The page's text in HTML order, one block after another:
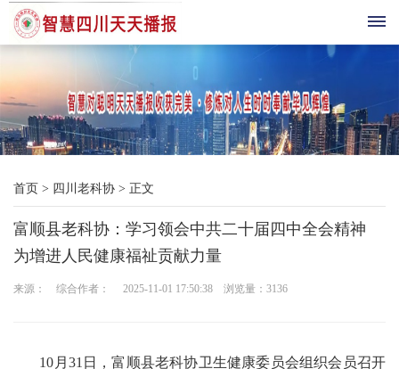
首
综
合
播
首页 > 四川老科协 > 正文
富顺县老科协：学习领会中共二十届四中全会精神
为增进人民健康福祉贡献力量
来源： 综合作者： 2025-11-01 17:50:38 浏览量： 3136
10月31日，富顺县老科协卫生健康委员会组织会员召开